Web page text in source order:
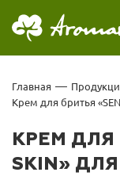
главная
Крем для бритья
КРЕМ ДЛЯ
SKIN»